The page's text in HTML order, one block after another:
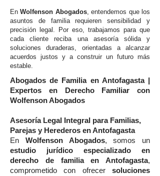
EnWolfenson Abogados, entendemos que los
asuntos de familia requieren sensibilidad y
precisión legal. Por eso, trabajamos para que
cada cliente reciba una asesoría sólida y
soluciones duraderas, orientadas a alcanzar
acuerdos justos y a construir un futuro más
estable.
Abogados de Familia en Antofagasta |
Expertos en Derecho Familiar con
Wolfenson Abogados
Asesoría Legal Integral para Familias,
Parejas y Herederos en Antofagasta
En Wolfenson Abogados, somos un
estudio jurídico especializado en
derecho de familia en Antofagasta,
comprometido con ofrecer soluciones